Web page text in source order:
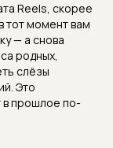
Reels, скорее
тот момент вам
— а снова
родных,
слёзы
Это
прошлое по-